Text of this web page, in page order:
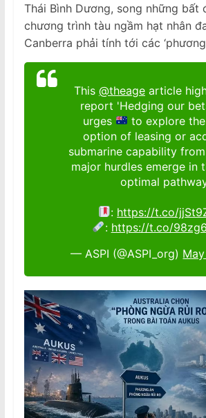
Thái Bình Dương, song những bất
chương trình tàu ngầm hạt nhân
Canberra phải tính tới các
This @theagearticle
report 'Hedging our
urges
to explore
option of leasing or
submarine capability from
major hurdles emerge in
optimal
: https://t.co/
: https://t.co/
— ASPI (@ASPI_org)